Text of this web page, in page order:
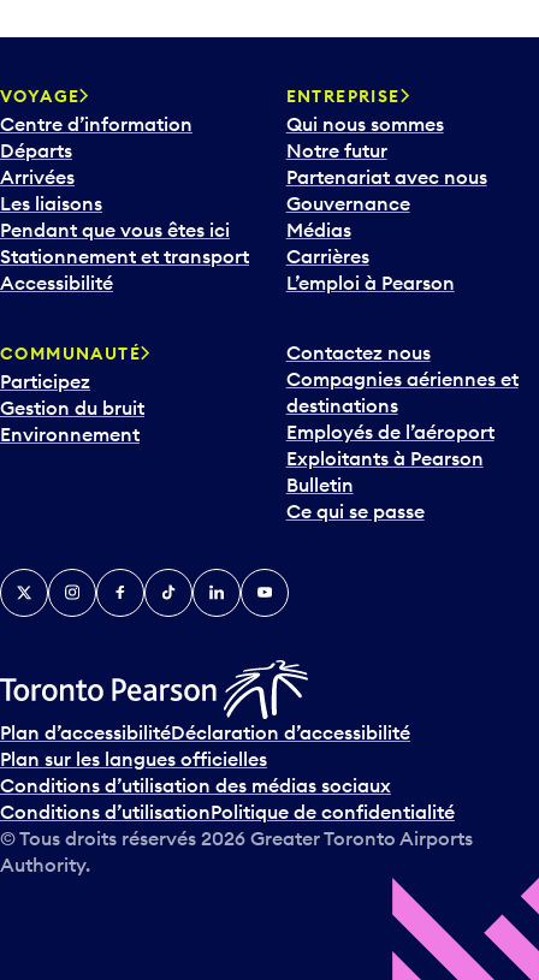
VOYAGE
Centre d’information
Départs
Arrivées
Les liaisons
Pendant que vous êtes ici
Stationnement et transport
Accessibilité
ENTREPRISE
Qui nous sommes
Notre futur
Partenariat avec nous
Gouvernance
Médias
Carrières
L’emploi à Pearson
COMMUNAUTÉ
Participez
Gestion du bruit
Environnement
Contactez nous
Compagnies aériennes et
destinations
Employés de l’aéroport
Exploitants à Pearson
Bulletin
Ce qui se passe
TwitterInstagramFacebook
TikTokLinkedInYouTube
Plan d’accessibilitéDéclaration d’accessibilité
Plan sur les langues officielles
Conditions d’utilisation des médias sociaux
Conditions d’utilisationPolitique de confidentialité
© Tous droits réservés 2026 Greater Toronto Airports
Authority.